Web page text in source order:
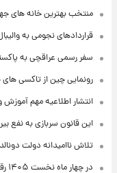
منتخب بهترین خانه های
قراردادهای نجومی به
سفر رسمی عراقچی به
رونمایی چین از تاکسی
انتشار اطلاعیه مهم
این قانون سربازی به نفع
تلاش ناامیدانه‌ دولت